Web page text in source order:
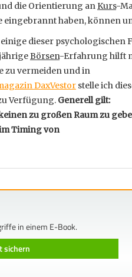
die Orientierung anKurs-
eingebrannt haben, können
dieser psychologischen
Börsen-Erfahrung hilft
zu vermeiden und in
DaxVestor stelle ich
Verfügung. Generell gilt:
zu großen Raum zu
Timing von
in einem E-Book.
sichern